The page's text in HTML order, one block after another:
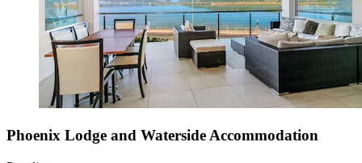
Phoenix Lodge and Waterside Accommodation